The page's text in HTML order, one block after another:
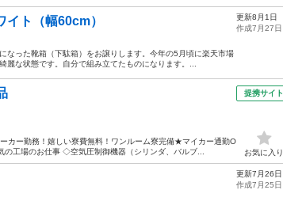
イト（幅60cm）
なった靴箱（下駄箱）をお譲りします。 ​今年の5月頃に楽天市場
な状態です。自分で組み立てたものになります。...
更新8月1日
作成7月27日
カー勤務！嬉しい寮費無料！ワンルーム寮完備★マイカー通勤O
工場のお仕事 ◇空気圧制御機器（シリンダ、バルブ...
提携サイト
お気に入り
更新7月26日
作成7月25日